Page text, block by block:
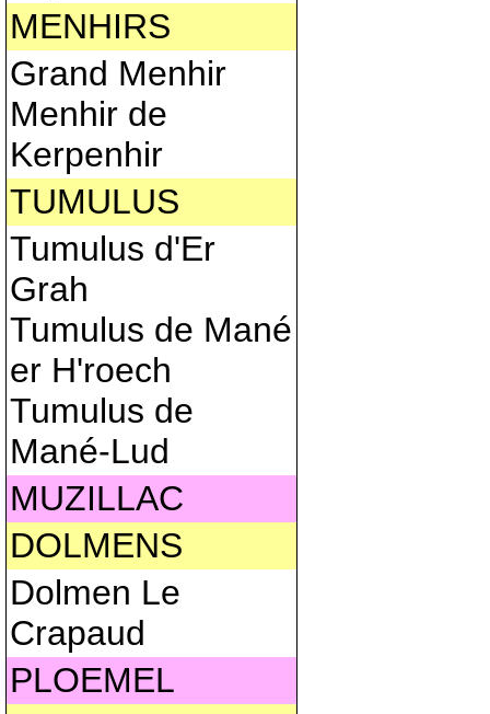
MENHIRS
Grand Menhir
Menhir de
Kerpenhir
TUMULUS
Tumulus d'Er
Grah
Tumulus de Mané
er H'roech
Tumulus de
Mané-Lud
MUZILLAC
DOLMENS
Dolmen Le
Crapaud
PLOEMEL